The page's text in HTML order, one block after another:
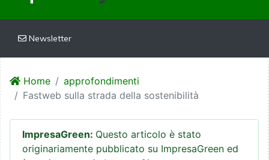
Newsletter
Home
approfondimenti
Fastweb sulla strada della sostenibilità
ImpresaGreen: Questo articolo è stato
originariamente pubblicato su ImpresaGreen ed